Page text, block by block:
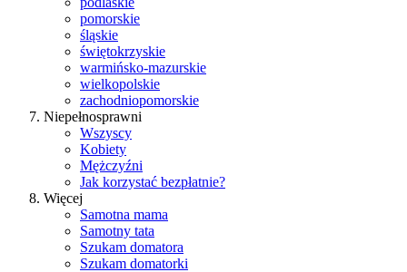
pomorskie
śląskie
świętokrzyskie
warmińsko-mazurskie
wielkopolskie
zachodniopomorskie
Niepełnosprawni
Wszyscy
Kobiety
Mężczyźni
Jak korzystać bezpłatnie?
Więcej
Samotna mama
Samotny tata
Szukam domatora
Szukam domatorki